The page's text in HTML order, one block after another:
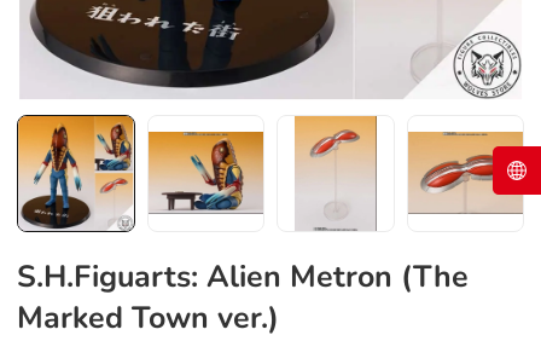
S.H.Figuarts: Alien Metron (The
Marked Town ver.)